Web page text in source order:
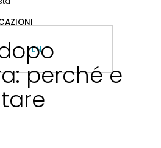
EN
perché e